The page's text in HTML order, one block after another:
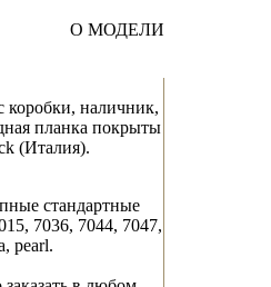
О МОДЕЛИ
коробки, наличник,
планка покрыты
(Италия).
стандартные
7036, 7044, 7047,
pearl.